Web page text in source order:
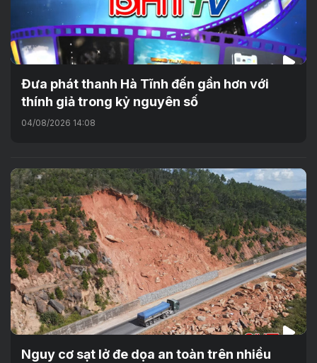
Đưa phát thanh Hà Tĩnh đến gần hơn với
thính giả trong kỷ nguyên số
04/08/2026 14:08
Nguy cơ sạt lở đe dọa an toàn trên nhiều